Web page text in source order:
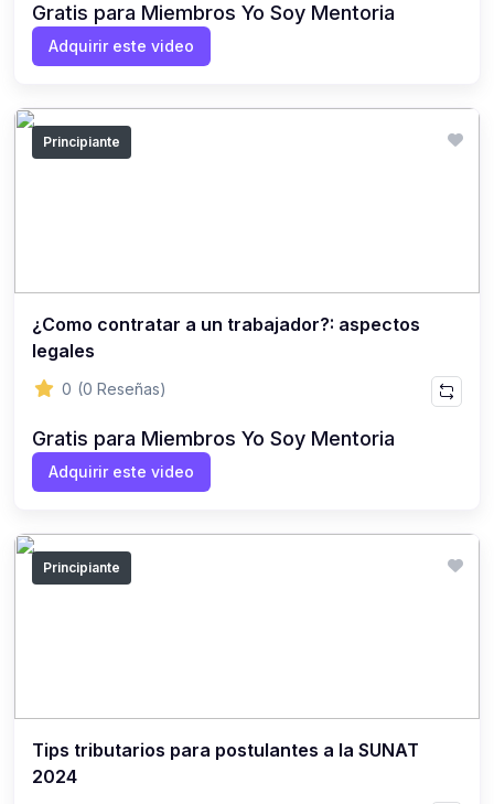
Gratis para Miembros Yo Soy Mentoria
Adquirir este video
Principiante
¿Como contratar a un trabajador?: aspectos
legales
0 (0 Reseñas)
Gratis para Miembros Yo Soy Mentoria
Adquirir este video
Principiante
Tips tributarios para postulantes a la SUNAT
2024